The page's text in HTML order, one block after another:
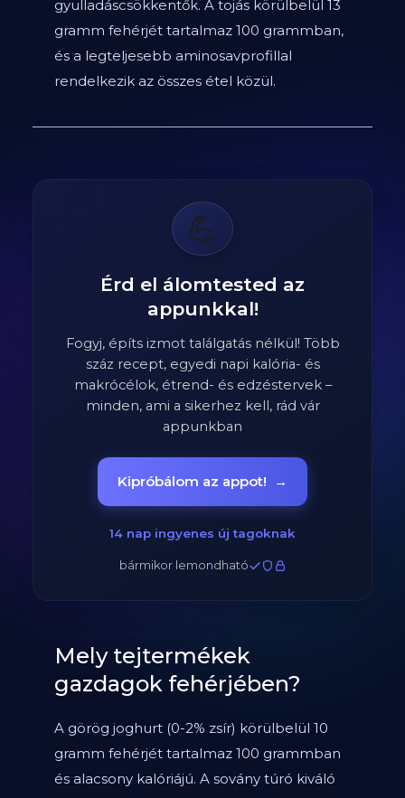
gyulladáscsökkentők. A tojás körülbelül 13
gramm fehérjét tartalmaz 100 grammban,
és a legteljesebb aminosavprofillal
rendelkezik az összes étel közül.
💪
Érd el álomtested az
appunkkal!
Fogyj, építs izmot találgatás nélkül! Több
száz recept, egyedi napi kalória- és
makrócélok, étrend- és edzéstervek –
minden, ami a sikerhez kell, rád vár
appunkban
Kipróbálom az appot! →
14 nap ingyenes új tagoknak
bármikor lemondható
Mely tejtermékek
gazdagok fehérjében?
A görög joghurt (0-2% zsír) körülbelül 10
gramm fehérjét tartalmaz 100 grammban
és alacsony kalóriájú. A sovány túró kiváló